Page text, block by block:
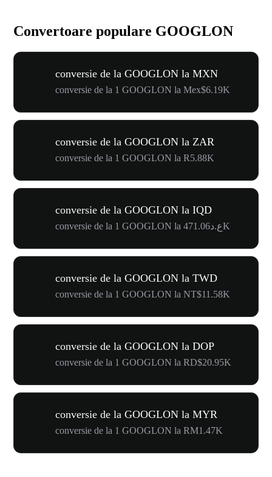
Convertoare populare GOOGLON
conversie de la GOOGLON la MXN
conversie de la 1 GOOGLON la Mex$6.19K
conversie de la GOOGLON la ZAR
conversie de la 1 GOOGLON la R5.88K
conversie de la GOOGLON la IQD
conversie de la 1 GOOGLON la ع.د471.06K
conversie de la GOOGLON la TWD
conversie de la 1 GOOGLON la NT$11.58K
conversie de la GOOGLON la DOP
conversie de la 1 GOOGLON la RD$20.95K
conversie de la GOOGLON la MYR
conversie de la 1 GOOGLON la RM1.47K